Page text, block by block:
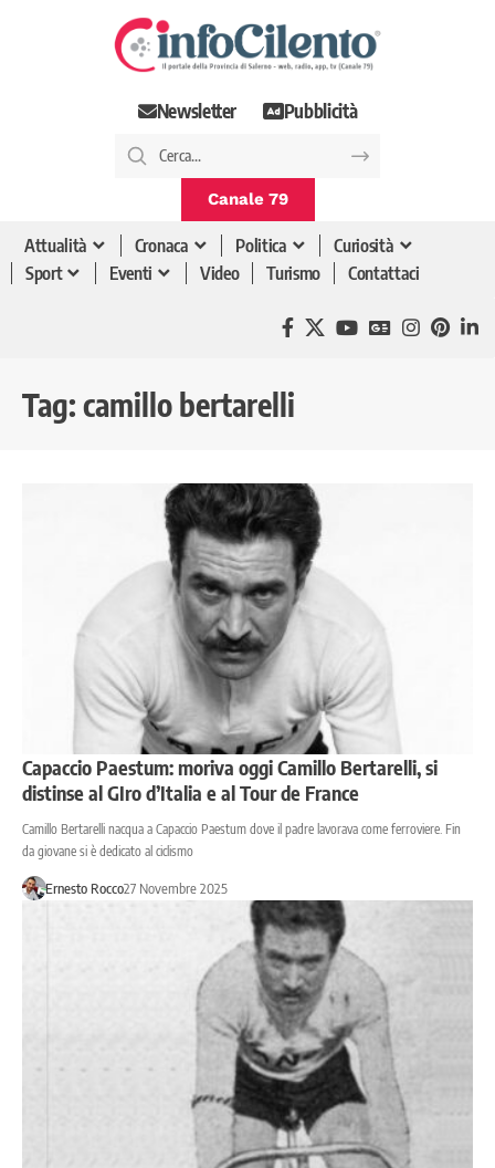
Newsletter Pubblicità
Canale 79
Attualità Cronaca Politica
Curiosità
Sport
Eventi Video Turismo Contattaci
Tag: camillo bertarelli
Capaccio Paestum: moriva oggi Camillo Bertarelli, si
distinse al GIro d’Italia e al Tour de France
Camillo Bertarelli nacqua a Capaccio Paestum dove il padre lavorava come ferroviere. Fin
da giovane si è dedicato al ciclismo
Ernesto Rocco27 Novembre 2025